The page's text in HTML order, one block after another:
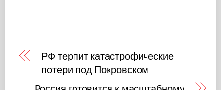
РФ терпит катастрофические
потери под Покровском